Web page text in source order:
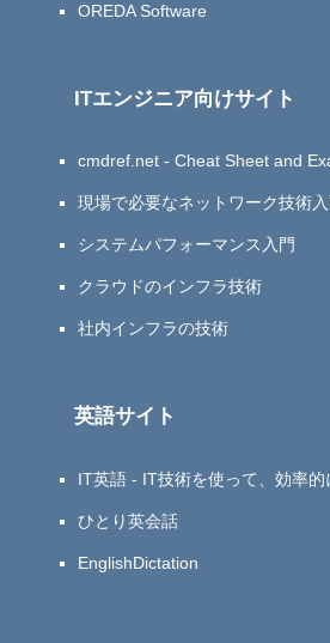
OREDA Software
ITエンジニア向けサイト
cmdref.net - Cheat Sheet and
現場で必要なネットワーク技術入
システムパフォーマンス入門
クラウドのインフラ技術
社内インフラの技術
英語サイト
IT英語 - IT技術を使って、効率的
ひとり英会話
EnglishDictation